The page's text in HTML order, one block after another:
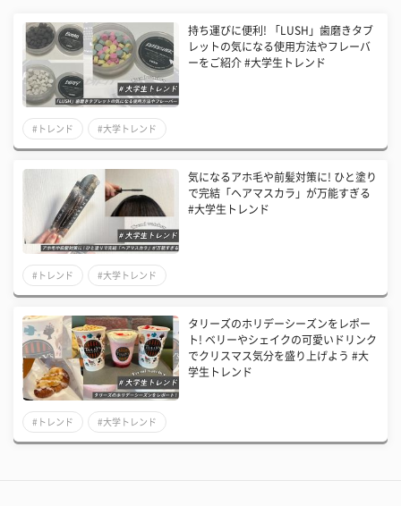
持ち運びに便利! 「LUSH」歯磨きタブ
レットの気になる使用方法やフレーバ
ーをご紹介 #大学生トレンド
#トレンド #大学トレンド
気になるアホ毛や前髪対策に! ひと塗り
で完結「ヘアマスカラ」が万能すぎる
#大学生トレンド
#トレンド #大学トレンド
タリーズのホリデーシーズンをレポー
ト! ベリーやシェイクの可愛いドリンク
でクリスマス気分を盛り上げよう #大
学生トレンド
#トレンド #大学トレンド